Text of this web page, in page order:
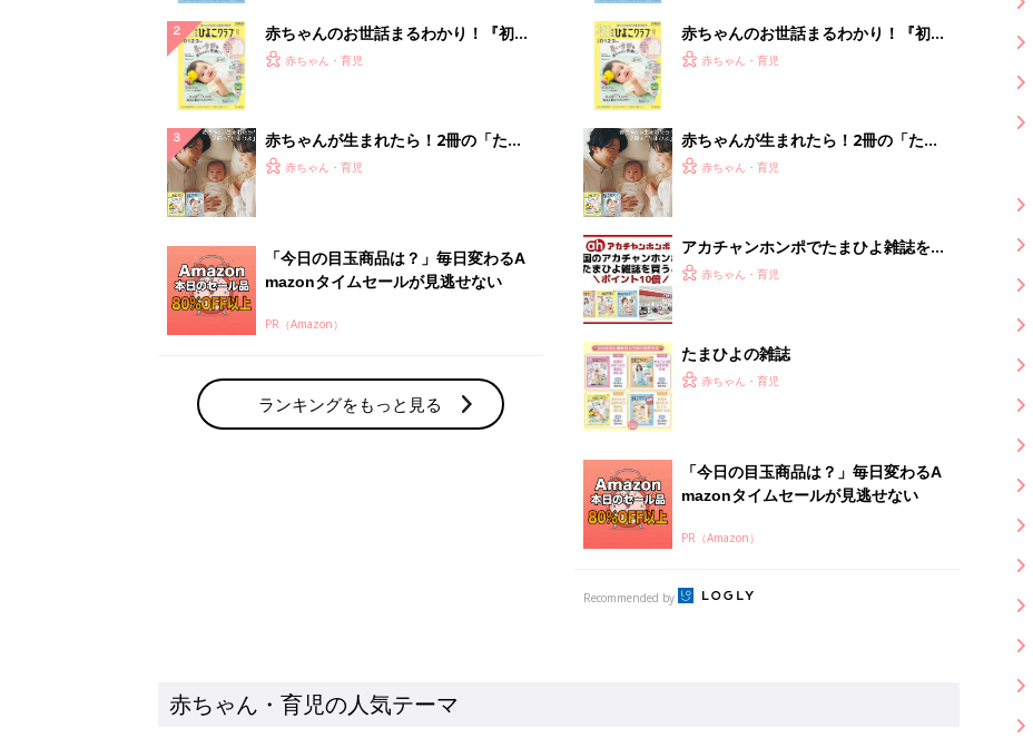
赤ちゃんのお世話まるわかり！『初め
てのひよこクラブ 夏号』〈巻頭大特
赤ちゃん・育児
赤ちゃんが生まれたら！2冊の「たま
ひよ」
赤ちゃん・育児
「今日の目玉商品は？」毎日変わるA
mazonタイムセールが見逃せない
PR（Amazon）
ランキングをもっと見る
赤ちゃんのお世話まるわかり！『初め
てのひよこクラブ 夏号』〈巻頭大特
赤ちゃん・育児
赤ちゃんが生まれたら！2冊の「たま
ひよ」
赤ちゃん・育児
アカチャンホンポでたまひよ雑誌を買
うとポイント10倍【期間限定】
赤ちゃん・育児
たまひよの雑誌
赤ちゃん・育児
「今日の目玉商品は？」毎日変わるA
mazonタイムセールが見逃せない
PR（Amazon）
Recommended by
赤ちゃん・育児の人気テーマ